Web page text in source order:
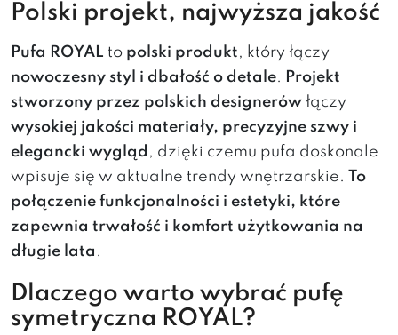
Polski projekt, najwyższa jakość
Pufa ROYAL to polski produkt, który łączy
nowoczesny styl i dbałość o detale. Projekt
stworzony przez polskich designerów łączy
wysokiej jakości materiały, precyzyjne szwy i
elegancki wygląd , dzięki czemu pufa doskonale
wpisuje się w aktualne trendy wnętrzarskie. To
połączenie funkcjonalności i estetyki, które
zapewnia trwałość i komfort użytkowania na
długie lata .
Dlaczego warto wybrać pufę
symetryczna ROYAL?